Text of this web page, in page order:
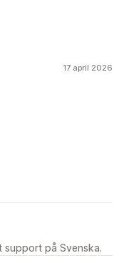
17 april 2026
support på Svenska.